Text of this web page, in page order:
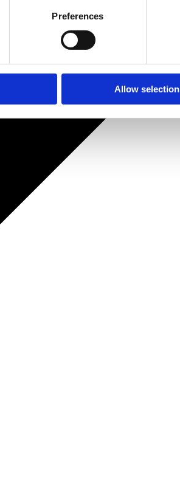
Preferences
Allow selection